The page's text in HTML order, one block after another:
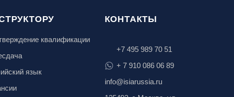
квалификации
язык
КОНТАКТЫ
+7 495 989 70 51
+ 7 910 086 06 89
info@isiarussia.ru